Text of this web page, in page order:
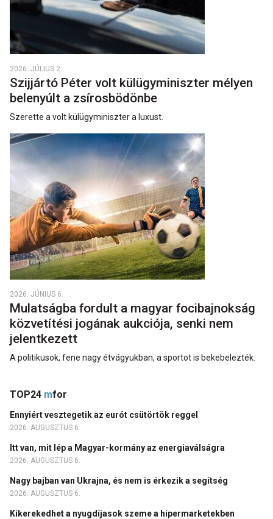
2026. JÚLIUS 2.
Szijjártó Péter volt külügyminiszter mélyen
belenyúlt a zsírosbödönbe
Szerette a volt külügyminiszter a luxust.
2026. JÚNIUS 6.
Mulatságba fordult a magyar focibajnokság
közvetítési jogának aukciója, senki nem
jelentkezett
A politikusok, fene nagy étvágyukban, a sportot is bekebelezték.
TOP24 mfor
Ennyiért vesztegetik az eurót csütörtök reggel
2026. AUGUSZTUS 6.
Itt van, mit lép a Magyar-kormány az energiaválságra
2026. AUGUSZTUS 6.
Nagy bajban van Ukrajna, és nem is érkezik a segítség
2026. AUGUSZTUS 6.
Kikerekedhet a nyugdíjasok szeme a hipermarketekben